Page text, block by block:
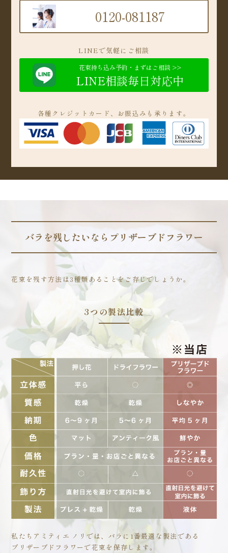
0120-081187
LINEで気軽にご相談
花束持ち込み予約・まずはご相談 >>
LINE相談毎日対応中
各種クレジットカード、お振込みも承ります。
バラを残したいならプリザーブドフラワー
花束を残す方法は3種類あることをご存じでしょうか。
3つの製法比較
私たちアミティエ ノリでは、バラに1番最適な製法である
プリザーブドフラワーで花束を保存します。